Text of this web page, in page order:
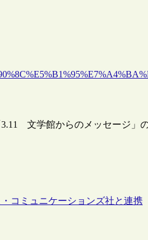
文学館からのメッセージ」
コミュニケーションズ社と連携